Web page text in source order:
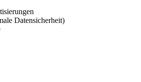
Datensicherheit)